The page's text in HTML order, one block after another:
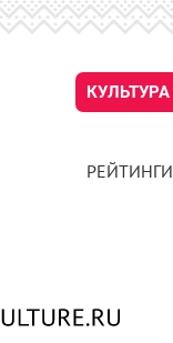
КУЛЬТУРА
РЕЙТИНГИ